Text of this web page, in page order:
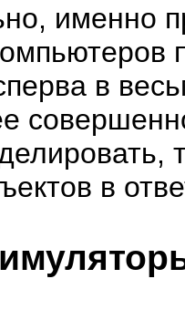
именно
в
в